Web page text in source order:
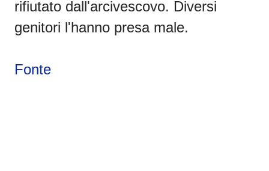
rifiutato dall'arcivescovo. Diversi
genitori l'hanno presa male.
Fonte